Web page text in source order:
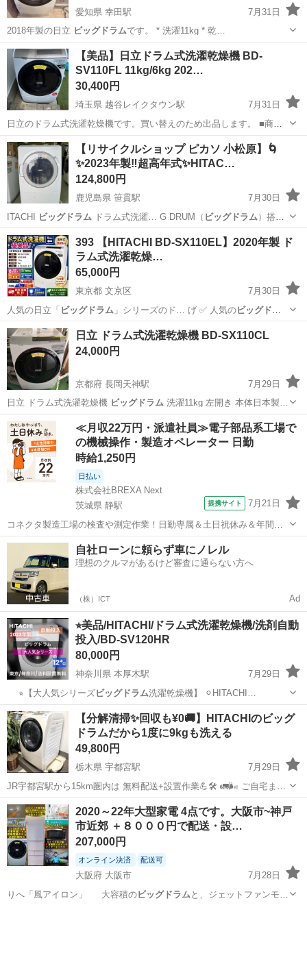
愛知県 幸田駅
7月31日
2018年製の日立 ビッグドラム です。 * 洗濯11kg * 乾…
愛知 額田郡 幸田駅 生活家電
【美品】日立ドラム式洗濯乾燥機 BD-
SV110FL 11kg/6kg 202…
30,400円
埼玉県 越谷レイクタウン駅
7月31日
日立のドラム式洗濯乾燥機です。買い替えのため出品します。 ■商品
情報 ・メーカー:日立(HITACHI) ・型番:BD-SV110FL(左開き) ・洗濯
11kg / 乾燥6kg ・2021年製・日本製 ・サイズ:幅630×...
埼玉 草加市 越谷レイクタウン駅 生活家電
【リサイクルショップ ピカソ 小松原】🌀
✨2023年製‼️超高年式✨HITAC…
124,800円
鹿児島県 笹貫駅
7月30日
ITACHI ビッグドラム ドラム式洗濯… G DRUM（ ビッグドラム ）搭載
🌀 …
鹿児島 鹿児島市 笹貫駅
393 【HITACHI BD-SX110EL】2020年製 ド
ラム式洗濯乾燥…
65,000円
東京都 文京区
7月30日
人気の日立「 ビッグドラム 」シリーズのド… げ ✅ 人気のビッグドラ
ム
シリーズ 【…
東京 文京区 生活家電 ビッグドラム
日立 ドラム式洗濯乾燥機 BD-SX110CL
24,000円
京都府 長岡天神駅
7月29日
日立 ドラム式洗濯乾燥機 ビッグドラム洗濯11kg 左開き 本体日本製…
京都 京都市 長岡天神駅 生活家電
≪月収22万円・派遣社員≫電子部品系工場で
の機械操作・製造オペレーター 日勤
時給1,250円
日払い
株式会社BREXA Next
茨城県 静駅
提携サイト 7月21日
コネクタ製造工場の検査や測定作業！日勤専属＆土日祝休み＆年間休
日128日★クリーンルーム内作業★マイカー通勤OK＆無料駐車場あり
★就業先食堂利用可！日払い制度あり！《茨城県常陸大宮市》 人気の
工場のお仕事 ◇コネクタ製造工...
茨城 常陸大宮市 その他
自社ローンに頼らず車にノレル
理想のクルマがあるけど審査に通らない方へ
（株）ICT Ad
⭐︎美品/HITACHI/ドラム式洗濯乾燥機/洗剤自動
投入/BD-SV120HR
80,000円
神奈川県 本厚木駅
7月29日
⭐︎【大人気シリーズビッグドラム 洗濯乾燥機】 ⚪︎HITACHI…
神奈川 厚木市 本厚木駅 生活家電
【分解清掃✨回収も¥0🚚】HITACHIのビッグ
ドラムだから1度に9kgも洗える
49,800円
栃木県 宇都宮駅
7月29日
JR宇都宮駅から15km圏内は 無料配送+設置作業💪🛠️ 🚛🌬 ご自宅まで
丁寧にお届けします(回収も無料) →アパートの階段作業も追加料金な
しです！ ⚠️物件によってはお手伝いいただく場合あります ⚠️窓から搬
入など特殊な作...
栃木 宇都宮市 宇都宮駅 生活家電 ビッグドラム
2020～22年大型家電 4点です。大阪市~神戸
市近郊 ＋８０００円で配送・設…
207,000円
オンライン決済 配送可
大阪府 大阪市
7月28日
りへ「風アイロン」 大容積のビッグドラム と、ジェットファンモー